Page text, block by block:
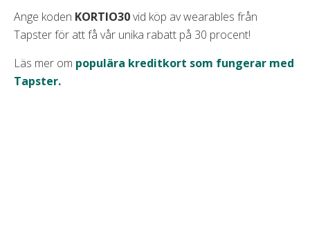
Ange koden KORTIO30vid köp av wearables från
Tapster för att få vår unika rabatt på 30 procent!
Läs mer om populära kreditkort som fungerar med
Tapster.